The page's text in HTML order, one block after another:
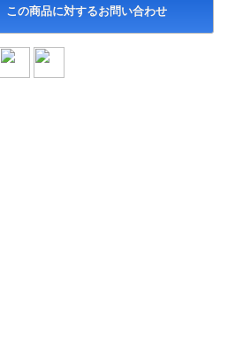
この商品に対するお問い合わせ